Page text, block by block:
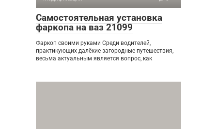
Самостоятельная установка
фаркопа на ваз 21099
Фаркоп своими руками Среди водителей,
практикующих далёкие загородные путешествия,
весьма актуальным является вопрос, как